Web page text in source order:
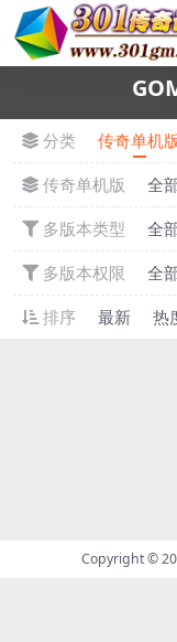
分类
传奇单机
传奇单机版
全
多版本类型
全
多版本权限
全
排序
最新 热
Copyright ©